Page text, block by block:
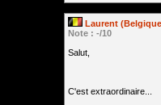
Laurent
Note : -/10
Salut,
C'est extraordinaire...